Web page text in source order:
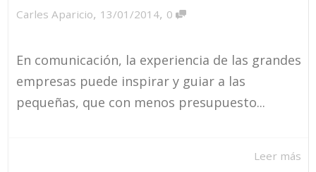
Carles Aparicio, 13/01/2014, 0
En comunicación, la experiencia de las grandes
empresas puede inspirar y guiar a las
pequeñas, que con menos presupuesto...
Leer más